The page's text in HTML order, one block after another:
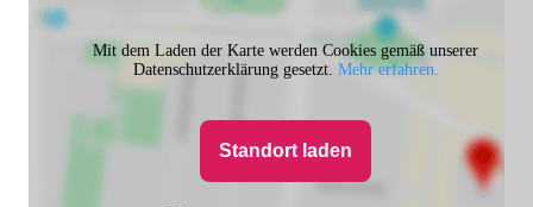
Mit dem Laden der Karte werden Cookies gemäß unserer
Datenschutzerklärung gesetzt. Mehr erfahren.
Standort laden